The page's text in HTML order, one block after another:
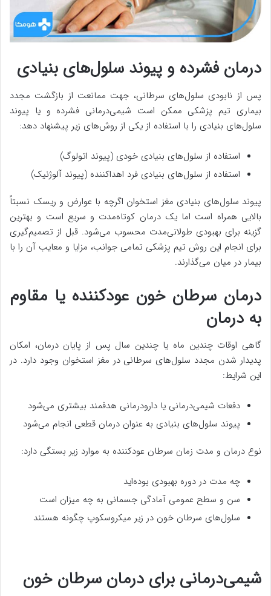
درمان فشرده و پیوند سلول‌های بنیادی
پس از نابودی سلول‌های سرطانی، جهت ممانعت از بازگشت مجدد
بیماری تیم پزشکی ممکن است شیمی‌درمانی فشرده و یا پیوند
سلول‌های بنیادی را با استفاده از یکی از روش‌های زیر پیشنهاد دهد:
استفاده از سلول‌های بنیادی خودی (پیوند اتولوگ)
استفاده از سلول‌های بنیادی فرد اهداکننده (پیوند آلوژنیک)
پیوند سلول‌های بنیادی مغز استخوان اگرچه با عوارض و ریسک نسبتاً
بالایی همراه است اما یک درمان کوتاه‌مدت و سریع است و بهترین
گزینه برای بهبودی طولانی‌مدت محسوب می‌شود. قبل از تصمیم‌گیری
برای انجام این روش تیم پزشکی تمامی جوانب، مزایا و معایب آن را با
بیمار در میان می‌گذارند.
درمان سرطان خون عودکننده یا مقاوم
به درمان
گاهی اوقات چندین ماه یا چندین سال پس از پایان درمان، امکان
پدیدار شدن مجدد سلول‌های سرطانی در مغز استخوان وجود دارد. در
این شرایط:
دفعات شیمی‌درمانی یا دارودرمانی هدفمند بیشتری می‌شود
پیوند سلول‌های بنیادی به عنوان درمان قطعی انجام می‌شود
نوع درمان و مدت زمان سرطان عودکننده به موارد زیر بستگی دارد:
چه مدت در دوره بهبودی بوده‌اید
سن و سطح عمومی آمادگی جسمانی به چه میزان است
سلول‌های سرطان خون در زیر میکروسکوپ چگونه هستند
شیمی‌درمانی برای درمان سرطان خون